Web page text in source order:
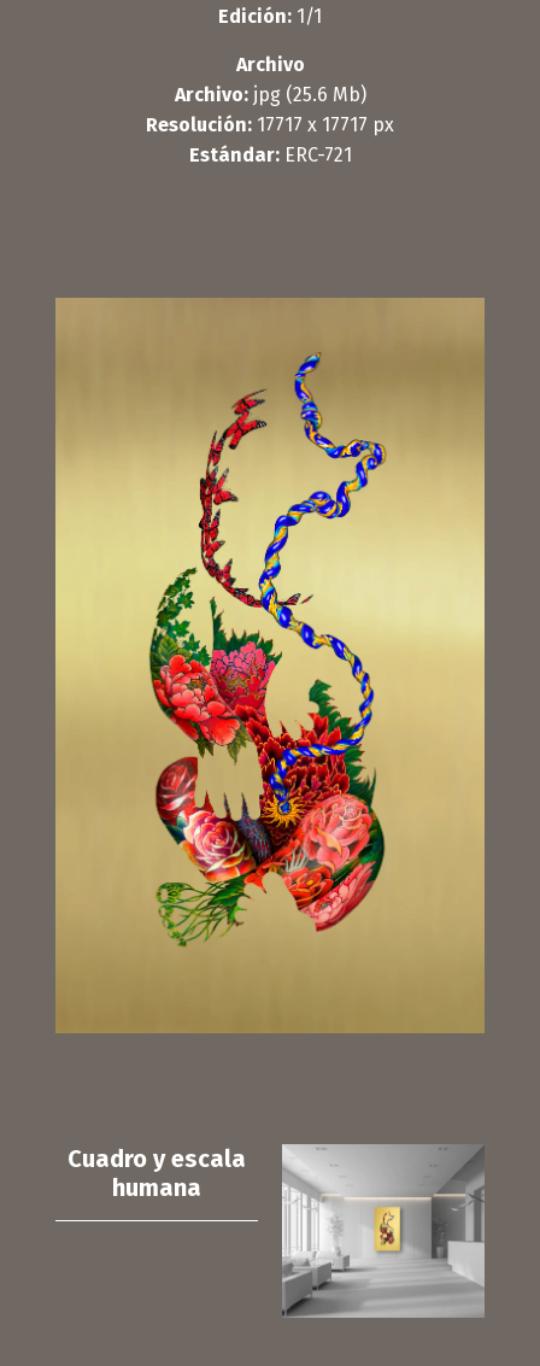
Edición: 1/1
Archivo
Archivo:jpg (25.6 Mb)
Resolución: 17717 x 17717 px
Estándar:ERC-721
Cuadro y escala
humana